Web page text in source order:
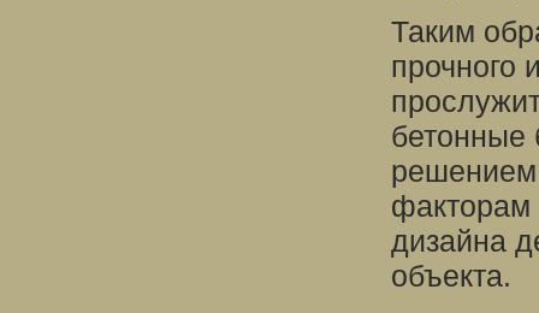
Таким
прочного
бетонные
факторам
дизайна
объекта.